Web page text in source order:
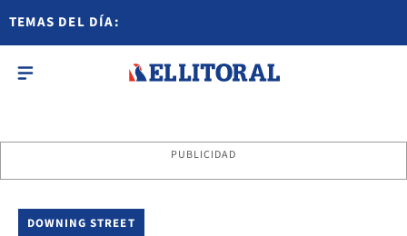
TEMAS DEL DÍA:
PUBLICIDAD
DOWNING STREET